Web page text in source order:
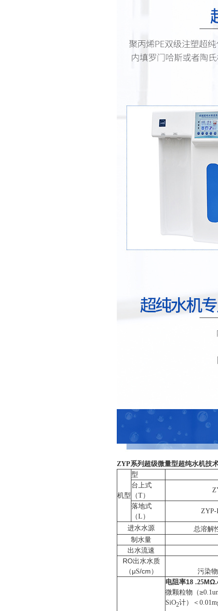
ZYP系列超级微量型超纯水机技
机型
型
台上式
（T）
落地式
（L ）
ZYP-
进水水源
总溶解
制水量
出水流速
RO出水水质
（μS/cm） 污染
电阻率18 .25
微颗粒物 （≥
SiO2计）＜